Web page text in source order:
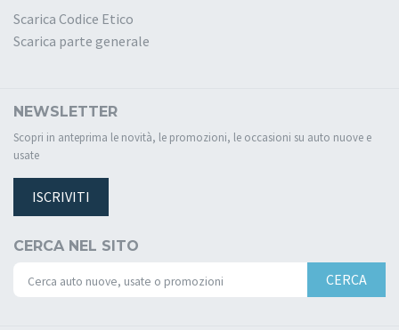
Scarica Codice Etico
Scarica parte generale
NEWSLETTER
Scopri in anteprima le novità, le promozioni, le occasioni su auto nuove e
usate
ISCRIVITI
CERCA NEL SITO
CERCA